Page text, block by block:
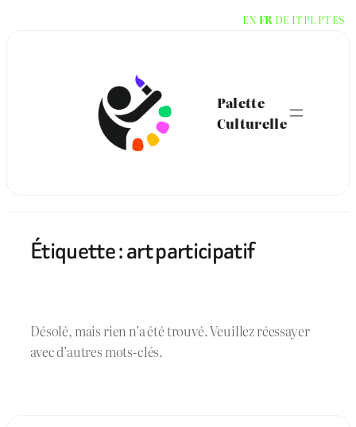
Palette
Culturelle
Étiquette :art participatif
Désolé, mais rien n’a été trouvé. Veuillez réessayer
avec d’autres mots-clés.
EN FR DE ITPL PTES